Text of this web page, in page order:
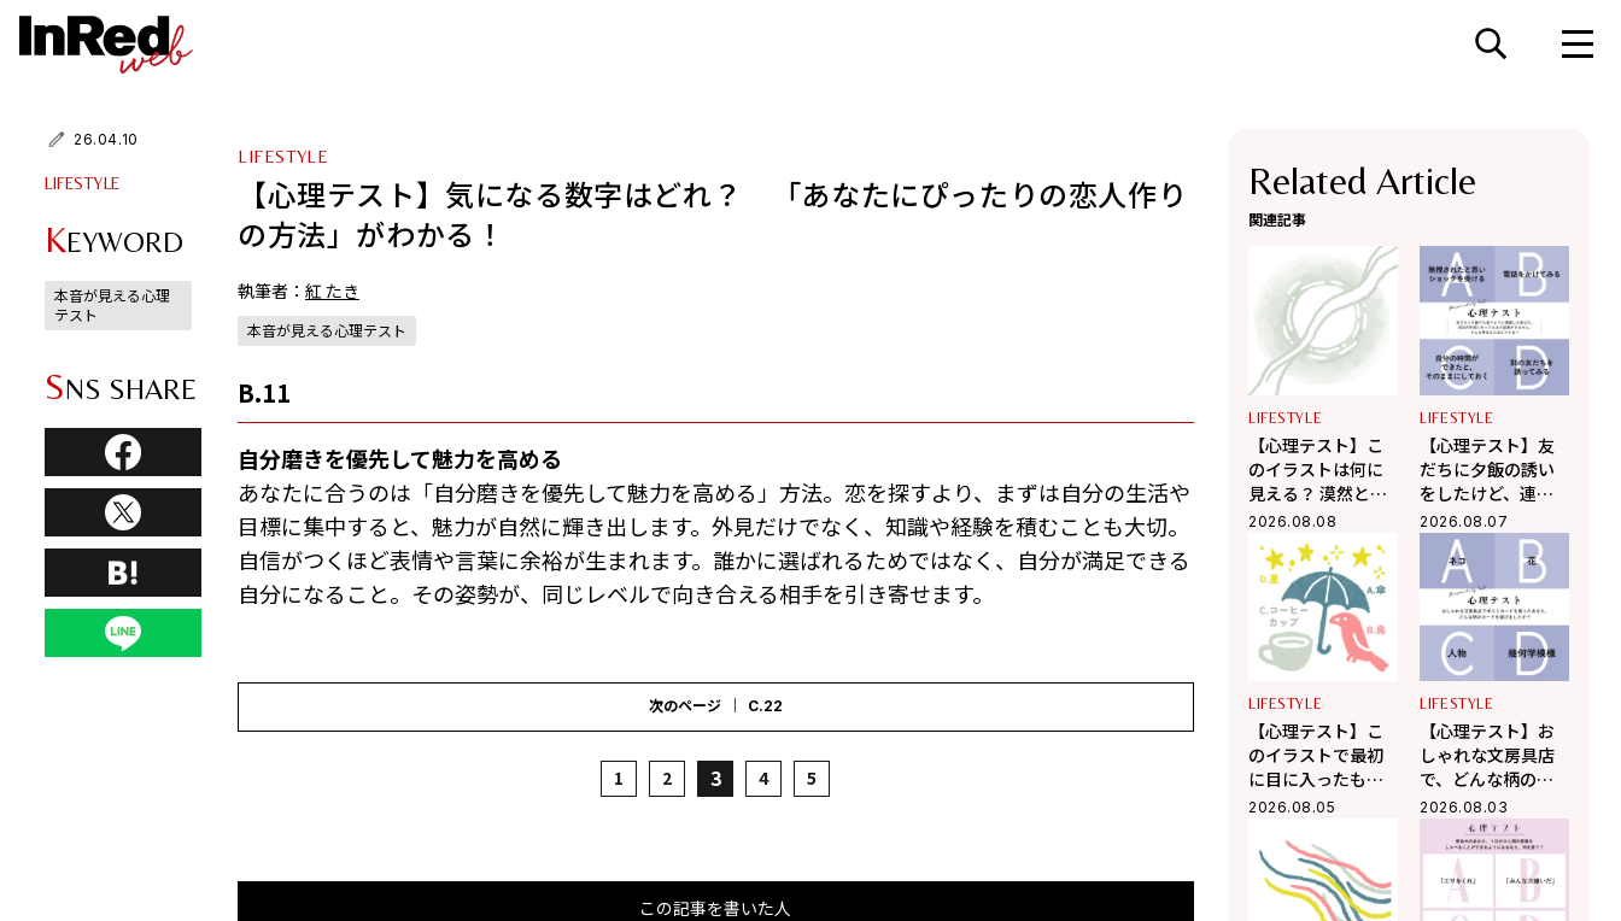
LIFESTYLE
【心理テスト】気になる数字はどれ？ 「あなたにぴったりの恋人作り
の方法」がわかる！
執筆者： 紅 たき
本音が見える心理テスト
B.11
自分磨きを優先して魅力を高める
あなたに合うのは「自分磨きを優先して魅力を高める」方法。恋を探すより、まずは自分の生活や
目標に集中すると、魅力が自然に輝き出します。外見だけでなく、知識や経験を積むことも大切。
自信がつくほど表情や言葉に余裕が生まれます。誰かに選ばれるためではなく、自分が満足できる
自分になること。その姿勢が、同じレベルで向き合える相手を引き寄せます。
次のページ C.22
1 2 3 4 5
この記事を書いた人
26.04.10
LIFESTYLE
KEYWORD
本音が見える心理
テスト
SNS SHARE
Related Article
関連記事
LIFESTYLE
【心理テスト】こ
のイラストは何に
見える？ 漠然とし
た不安を希望に変
える「今、あなた
が本当に向かうべ
き道」がわかる！
2026.08.08
LIFESTYLE
【心理テスト】友
だちに夕飯の誘い
をしたけど、連絡
がこない！ そんな
ときあなたはどう
する？ 「あなたの
精神年齢」がわか
る！
2026.08.07
LIFESTYLE
【心理テスト】こ
のイラストで最初
に目に入ったもの
はどれ？ 「あなた
やすいところ」が
わかる！
2026.08.05
LIFESTYLE
【心理テスト】お
しゃれな文房具店
で、どんな柄のポ
ストカードを選び
ましたか？ 「あな
たが心の奥で大切
にしていること」
がわかる！
2026.08.03